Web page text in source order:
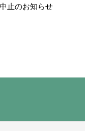
止のお知らせ